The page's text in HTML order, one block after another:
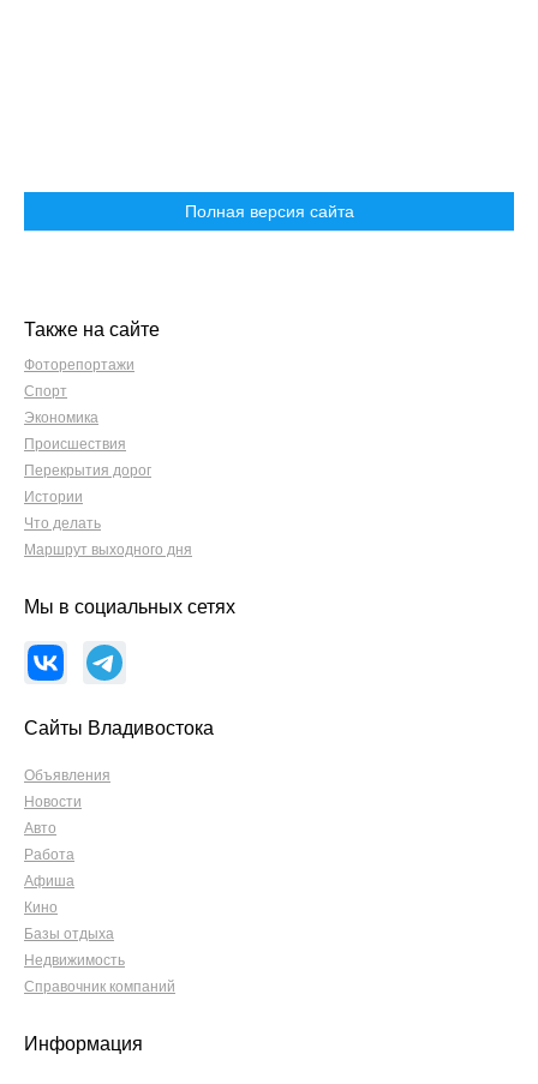
Полная версия сайта
Также на сайте
Фоторепортажи
Спорт
Экономика
Происшествия
Перекрытия дорог
Истории
Что делать
Маршрут выходного дня
Мы в социальных сетях
Сайты Владивостока
Объявления
Новости
Авто
Работа
Афиша
Кино
Базы отдыха
Недвижимость
Справочник компаний
Информация